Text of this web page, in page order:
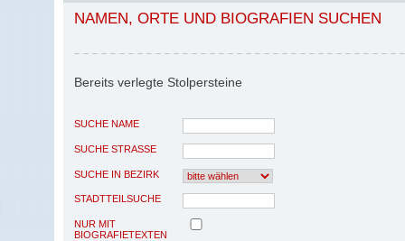
NAMEN, ORTE UND BIOGRAFIEN SUCHEN
Bereits verlegte Stolpersteine
SUCHE NAME
SUCHE STRASSE
SUCHE IN BEZIRK
STADTTEILSUCHE
NUR MIT
BIOGRAFIETEXTEN